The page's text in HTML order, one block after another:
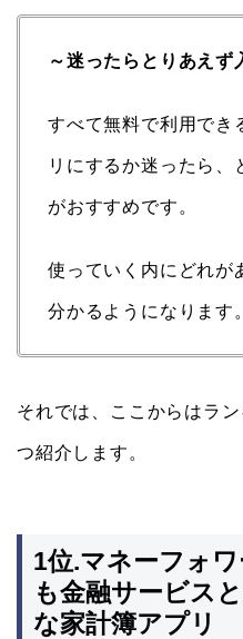
～迷ったらとりあえず
すべて無料で利用でき
リにするか迷ったら、
がおすすめです。
使っていく内にどれが
分かるようになります。
それでは、ここからはラ
つ紹介します。
1位.マネーフォ
も金融サービス
な家計簿アプリ